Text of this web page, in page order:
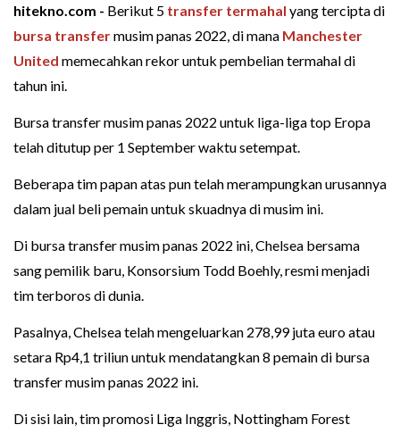
hitekno.com - Berikut 5 transfer termahal yang tercipta di
bursa transfermusim panas 2022, di mana Manchester
United memecahkan rekor untuk pembelian termahal di
tahun ini.
Bursa transfer musim panas 2022 untuk liga-liga top Eropa
telah ditutup per 1 September waktu setempat.
Beberapa tim papan atas pun telah merampungkan urusannya
dalam jual beli pemain untuk skuadnya di musim ini.
Di bursa transfer musim panas 2022 ini, Chelsea bersama
sang pemilik baru, Konsorsium Todd Boehly, resmi menjadi
tim terboros di dunia.
Pasalnya, Chelsea telah mengeluarkan 278,99 juta euro atau
setara Rp4,1 triliun untuk mendatangkan 8 pemain di bursa
transfer musim panas 2022 ini.
Di sisi lain, tim promosi Liga Inggris, Nottingham Forest